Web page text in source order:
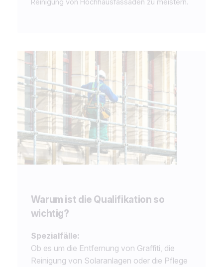
Reinigung von Hochhausfassaden zu meistern.
Warum ist die Qualifikation so
wichtig?
Spezialfälle:
Ob es um die Entfernung von Graffiti, die
Reinigung von Solaranlagen oder die Pflege